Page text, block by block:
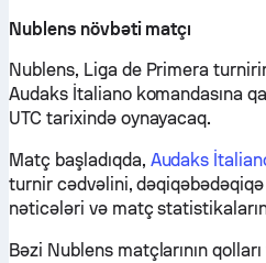
Nublens növbəti matçı
Nublens, Liga de Primera
Audaks İtaliano komandasına
UTC tarixində oynayacaq.
Matç başladıqda, Audaks
turnir cədvəlini,
nəticələri və matç
Bəzi Nublens matçlarının